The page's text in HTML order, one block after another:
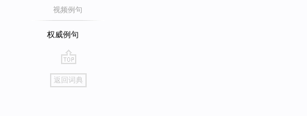
视频例句
权威例句
go
top
返回词典